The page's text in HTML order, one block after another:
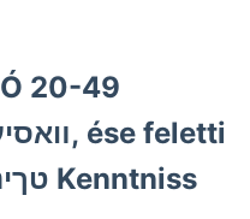
20-49